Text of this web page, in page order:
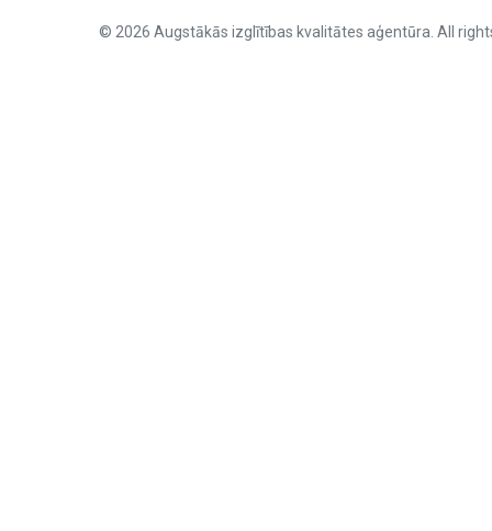
© 2026 Augstākās izglītības kvalitātes aģentūra. All